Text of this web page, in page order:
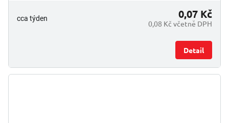
cca týden
0,08 Kč včetně DPH
0,07 Kč
Detail